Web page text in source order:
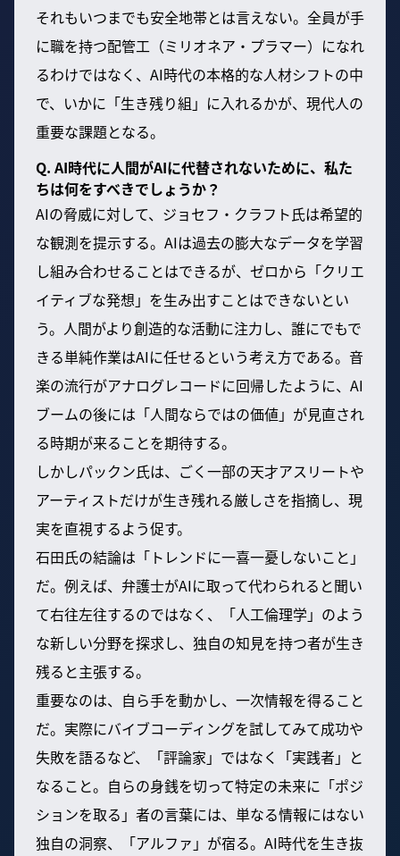
それもいつまでも安全地帯とは言えない。全員が手
に職を持つ配管工（ミリオネア・プラマー）になれ
るわけではなく、AI時代の本格的な人材シフトの中
で、いかに「生き残り組」に入れるかが、現代人の
重要な課題となる。
Q. AI時代に人間がAIに代替されないために、私た
ちは何をすべきでしょうか？
AIの脅威に対して、ジョセフ・クラフト氏は希望的
な観測を提示する。AIは過去の膨大なデータを学習
し組み合わせることはできるが、ゼロから「クリエ
イティブな発想」を生み出すことはできないとい
う。人間がより創造的な活動に注力し、誰にでもで
きる単純作業はAIに任せるという考え方である。音
楽の流行がアナログレコードに回帰したように、AI
ブームの後には「人間ならではの価値」が見直され
る時期が来ることを期待する。
しかしパックン氏は、ごく一部の天才アスリートや
アーティストだけが生き残れる厳しさを指摘し、現
実を直視するよう促す。
石田氏の結論は「トレンドに一喜一憂しないこと」
だ。例えば、弁護士がAIに取って代わられると聞い
て右往左往するのではなく、「人工倫理学」のよう
な新しい分野を探求し、独自の知見を持つ者が生き
残ると主張する。
重要なのは、自ら手を動かし、一次情報を得ること
だ。実際にバイブコーディングを試してみて成功や
失敗を語るなど、「評論家」ではなく「実践者」と
なること。自らの身銭を切って特定の未来に「ポジ
ションを取る」者の言葉には、単なる情報にはない
独自の洞察、「アルファ」が宿る。AI時代を生き抜